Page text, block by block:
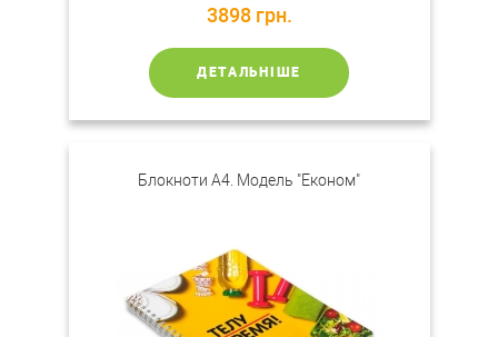
3898 грн.
ДЕТАЛЬНІШЕ
Блокноти А4. Модель "Економ"